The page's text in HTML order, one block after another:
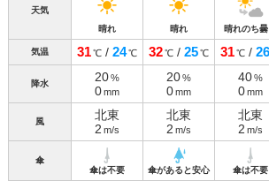
天気
晴れ
晴れ 晴れのち曇
気温 31℃/ 24℃ 32℃/ 25℃ 31℃/ 26
降水 20%
0mm
20%
0mm
40%
0mm
風
北東
2 m/s
北東
2 m/s
北東
2 m/s
傘
傘は不要
傘があると安心 傘は不要